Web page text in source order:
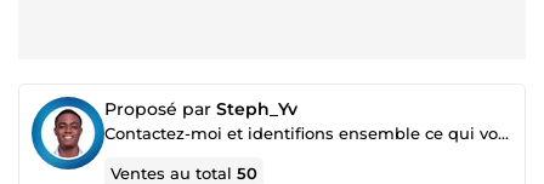
Proposé par Steph_Yv
Contactez-moi et identifions ensemble ce qui vous fera gagner plus d’argent.
Ventes au total50